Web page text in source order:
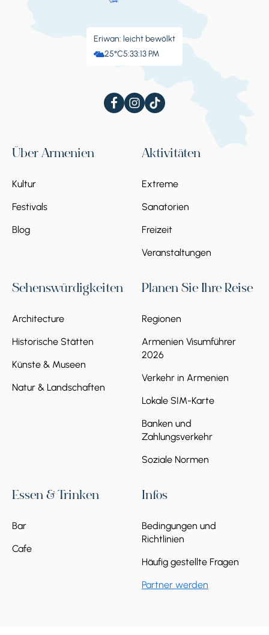
untrennbar miteinander verbunden. Als
Nation mit eigener Schrift haben die
Armenier im Laufe ihrer Geschichte Tausende
von Handschriften, Büchern und Zeitschriften
geschaffen und verbreitet. So wurde 2005
anlässlich des 1600. Jahrestages der
Erschaffung der Buchstaben das Alphabet-
auf einem kleinen Feld am Hang des Aragats,
armenischen Volkes: Mesrop Maschtots und
Eriwan: leicht bewölkt
25°C5:33:14 PM
Über Armenien
Kultur
Festivals
Blog
Aktivitäten
Extreme
Sanatorien
Freizeit
Veranstaltungen
Sehenswürdigkeiten
Architecture
Historische Stätten
Künste & Museen
Natur & Landschaften
Planen Sie Ihre Reise
Regionen
Armenien Visumführer
2026
Verkehr in Armenien
Lokale SIM-Karte
Banken und
Zahlungsverkehr
Soziale Normen
Essen & Trinken
Bar
Cafe
Infos
Bedingungen und
Richtlinien
Häufig gestellte Fragen
Partner werden